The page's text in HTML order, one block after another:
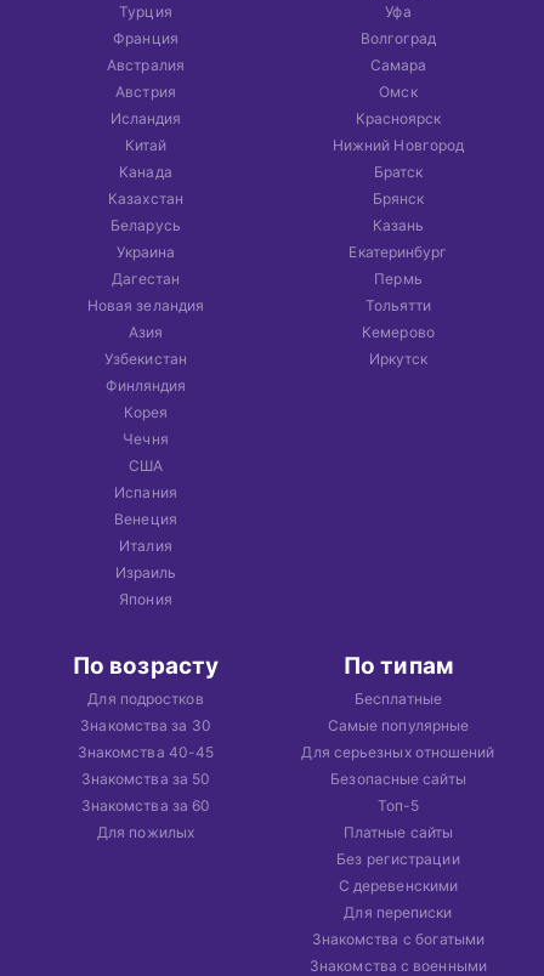
Турция
Франция
Австралия
Австрия
Исландия
Китай
Канада
Казахстан
Беларусь
Украина
Дагестан
Новая зеландия
Азия
Узбекистан
Финляндия
Корея
Чечня
США
Испания
Венеция
Италия
Израиль
Япония
Уфа
Волгоград
Самара
Омск
Красноярск
Нижний Новгород
Братск
Брянск
Казань
Екатеринбург
Пермь
Тольятти
Кемерово
Иркутск
По возрасту
Для подростков
Знакомства за 30
Знакомства 40-45
Знакомства за 50
Знакомства за 60
Для пожилых
По типам
Бесплатные
Самые популярные
Для серьезных отношений
Безопасные сайты
Топ-5
Платные сайты
Без регистрации
С деревенскими
Для переписки
Знакомства с богатыми
Знакомства с военными